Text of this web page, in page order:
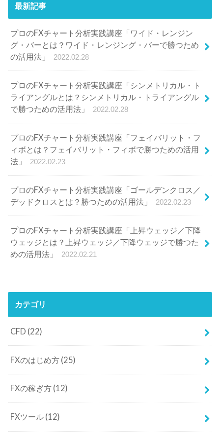
最新記事
プロのFXチャート分析実践講座「ワイド・レンジン
グ・バーとは？ワイド・レンジング・バーで勝つため
の活用法」
2022.02.28
プロのFXチャート分析実践講座「シンメトリカル・ト
ライアングルとは？シンメトリカル・トライアングル
で勝つための活用法」
2022.02.28
プロのFXチャート分析実践講座「フェイバリット・フ
ィボとは？フェイバリット・フィボで勝つための活用
法」
2022.02.23
プロのFXチャート分析実践講座「ゴールデンクロス／
デッドクロスとは？勝つための活用法」
2022.02.23
プロのFXチャート分析実践講座「上昇ウェッジ／下降
ウェッジとは？上昇ウェッジ／下降ウェッジで勝つた
めの活用法」
2022.02.21
カテゴリ
CFD (22)
FXのはじめ方 (25)
FXの稼ぎ方 (12)
FXツール (12)